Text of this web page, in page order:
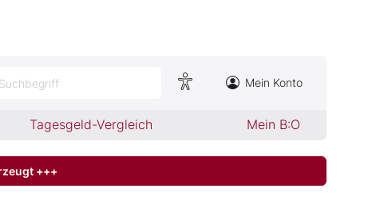
Mein Konto
Tagesgeld-Vergleich Mein B:O
+++